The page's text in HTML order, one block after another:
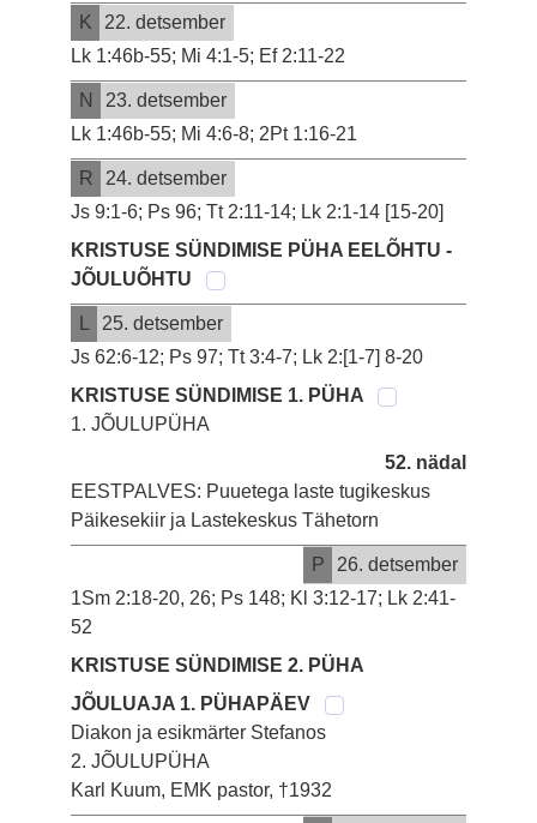
K
22. detsember
Lk 1:46b-55; Mi 4:1-5; Ef 2:11-22
N
23. detsember
Lk 1:46b-55; Mi 4:6-8; 2Pt 1:16-21
R
24. detsember
Js 9:1-6; Ps 96; Tt 2:11-14; Lk 2:1-14 [15-20]
KRISTUSE SÜNDIMISE PÜHA EELÕHTU -
JÕULUÕHTU
25. detsember
Js 62:6-12; Ps 97; Tt 3:4-7; Lk 2:[1-7] 8-20
KRISTUSE SÜNDIMISE 1. PÜHA
1. JÕULUPÜHA
52. nädal
EESTPALVES: Puuetega laste tugikeskus
Päikesekiir ja Lastekeskus Tähetorn
P
26. detsember
1Sm 2:18-20, 26; Ps 148; Kl 3:12-17; Lk 2:41-
52
KRISTUSE SÜNDIMISE 2. PÜHA
JÕULUAJA 1. PÜHAPÄEV
Diakon ja esikmärter Stefanos
2. JÕULUPÜHA
Karl Kuum, EMK pastor, †1932